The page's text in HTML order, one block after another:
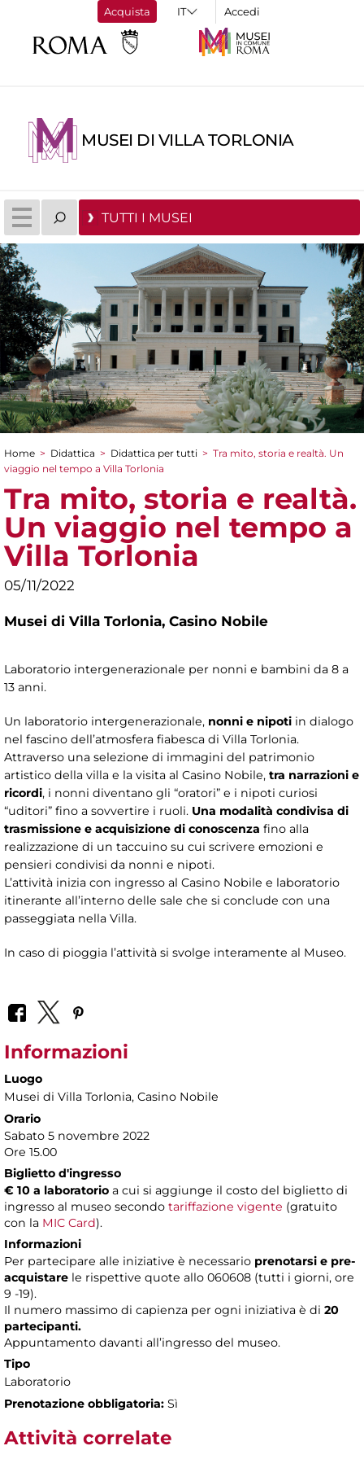
Acquista Accedi
MUSEI DI VILLA TORLONIA
TUTTI I MUSEI
Tu sei qui
Home > Didattica > Didattica per tutti > Tra mito, storia e realtà. Un
viaggio nel tempo a Villa Torlonia
Tra mito, storia e realtà.
Un viaggio nel tempo a
Villa Torlonia
05/11/2022
Musei di Villa Torlonia, Casino Nobile
Laboratorio intergenerazionale per nonni e bambini da 8 a
13 anni.
Un laboratorio intergenerazionale, nonni e nipoti in dialogo
nel fascino dell’atmosfera fiabesca di Villa Torlonia.
Attraverso una selezione di immagini del patrimonio
artistico della villa e la visita al Casino Nobile, tra narrazioni e
ricordi, i nonni diventano gli “oratori” e i nipoti curiosi
“uditori” fino a sovvertire i ruoli. Una modalità condivisa di
trasmissione e acquisizione di conoscenza fino alla
realizzazione di un taccuino su cui scrivere emozioni e
pensieri condivisi da nonni e nipoti.
L’attività inizia con ingresso al Casino Nobile e laboratorio
itinerante all’interno delle sale che si conclude con una
passeggiata nella Villa.
In caso di pioggia l’attività si svolge interamente al Museo.
Informazioni
Luogo
Musei di Villa Torlonia, Casino Nobile
Orario
Sabato 5 novembre 2022
Ore 15.00
Biglietto d'ingresso
€ 10 a laboratorio a cui si aggiunge il costo del biglietto di
ingresso al museo secondo tariffazione vigente (gratuito
con la MIC Card).
Informazioni
​Per partecipare alle iniziative è necessario prenotarsi e pre-
acquistare le rispettive quote allo 060608 (tutti i giorni, ore
9 -19).
Il numero massimo di capienza per ogni iniziativa è di 20
partecipanti.
Appuntamento davanti all’ingresso del museo.
Tipo
Laboratorio
Prenotazione obbligatoria: Sì
Attività correlate